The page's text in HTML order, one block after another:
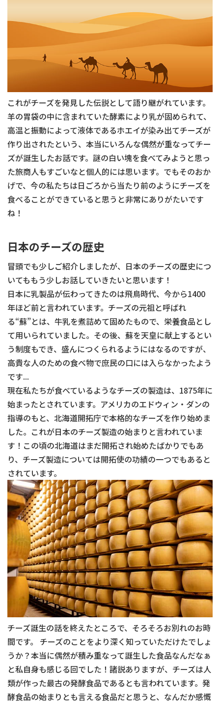
これがチーズを発見した伝説として語り継がれています。
羊の胃袋の中に含まれていた酵素により乳が固められて、
高温と振動によって液体であるホエイが染み出てチーズが
作り出されたという、本当にいろんな偶然が重なってチー
ズが誕生したお話です。謎の白い塊を食べてみようと思っ
た旅商人もすごいなと個人的には思います。でもそのおか
げで、今の私たちは日ごろから当たり前のようにチーズを
食べることができていると思うと非常にありがたいです
ね！
日本のチーズの歴史
冒頭でも少しご紹介しましたが、日本のチーズの歴史につ
いてももう少しお話していきたいと思います！
日本に乳製品が伝わってきたのは飛鳥時代、今から1400
年ほど前と言われています。チーズの元祖と呼ばれ
る“蘇”とは、牛乳を煮詰めて固めたもので、栄養食品とし
て用いられていました。その後、蘇を天皇に献上するとい
う制度もでき、盛んにつくられるようにはなるのですが、
高貴な人のための食べ物で庶民の口には入らなかったよう
です...
現在私たちが食べているようなチーズの製造は、1875年に
始まったとされています。アメリカのエドウィン・ダンの
指導のもと、北海道開拓庁で本格的なチーズを作り始めま
した。これが日本のチーズ製造の始まりと言われていま
す！この頃の北海道はまだ開拓され始めたばかりでもあ
り、チーズ製造については開拓使の功績の一つでもあると
されています。
チーズ誕生の話を終えたところで、そろそろお別れのお時
間です。 チーズのことをより深く知っていただけたでしょ
うか？本当に偶然が積み重なって誕生した食品なんだなぁ
と私自身も感じる回でした！諸説ありますが、チーズは人
類が作った最古の発酵食品であるとも言われています。発
酵食品の始まりとも言える食品だと思うと、なんだか感慨